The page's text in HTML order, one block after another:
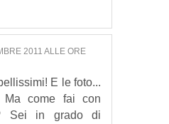
2011 ALLE ORE
E le foto...
Ma come fai con
Sei in grado di